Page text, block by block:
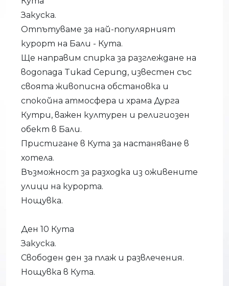
Закуска.
Отпътуваме за най-популярният
курорт на Бали - Кута.
Ще направим спирка за разглеждане на
водопада Tukad Cepung, известен със
своята живописна обстановка и
спокойна атмосфера и храма Дурга
Кутри, важен културен и религиозен
обект в Бали.
Пристигане в Кута за настаняване в
хотела.
Възможност за разходка из оживените
улици на курорта.
Нощувка.
Ден 10 Кута
Закуска.
Свободен ден за плаж и развлечения.
Нощувка в Кута.